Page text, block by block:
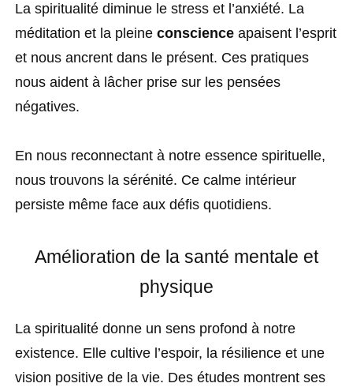
La spiritualité diminue le stress et l’anxiété. La
méditation et la pleine conscience apaisent l’esprit
et nous ancrent dans le présent. Ces pratiques
nous aident à lâcher prise sur les pensées
négatives.
En nous reconnectant à notre essence spirituelle,
nous trouvons la sérénité. Ce calme intérieur
persiste même face aux défis quotidiens.
Amélioration de la santé mentale et
physique
La spiritualité donne un sens profond à notre
existence. Elle cultive l’espoir, la résilience et une
vision positive de la vie. Des études montrent ses